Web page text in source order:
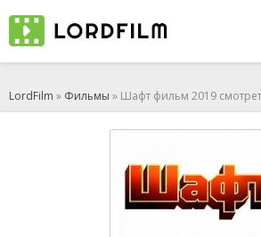
LordFilm » Фильмы » Шафт фильм 2019